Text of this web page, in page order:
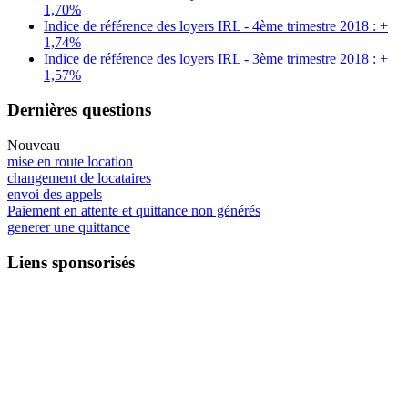
1,70%
Indice de référence des loyers IRL - 4ème trimestre 2018 : +
1,74%
Indice de référence des loyers IRL - 3ème trimestre 2018 : +
1,57%
Dernières questions
Nouveau
mise en route location
changement de locataires
envoi des appels
Paiement en attente et quittance non générés
generer une quittance
Liens sponsorisés